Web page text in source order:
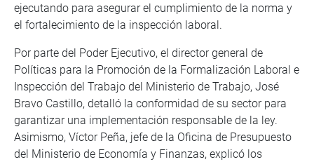
ejecutando para asegurar el cumplimiento de la norma y
el fortalecimiento de la inspección laboral.
Por parte del Poder Ejecutivo, el director general de
Políticas para la Promoción de la Formalización Laboral e
Inspección del Trabajo del Ministerio de Trabajo, José
Bravo Castillo, detalló la conformidad de su sector para
garantizar una implementación responsable de la ley.
Asimismo, Víctor Peña, jefe de la Oficina de Presupuesto
del Ministerio de Economía y Finanzas, explicó los